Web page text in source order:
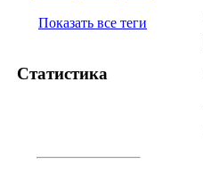
Показать все теги
Статистика